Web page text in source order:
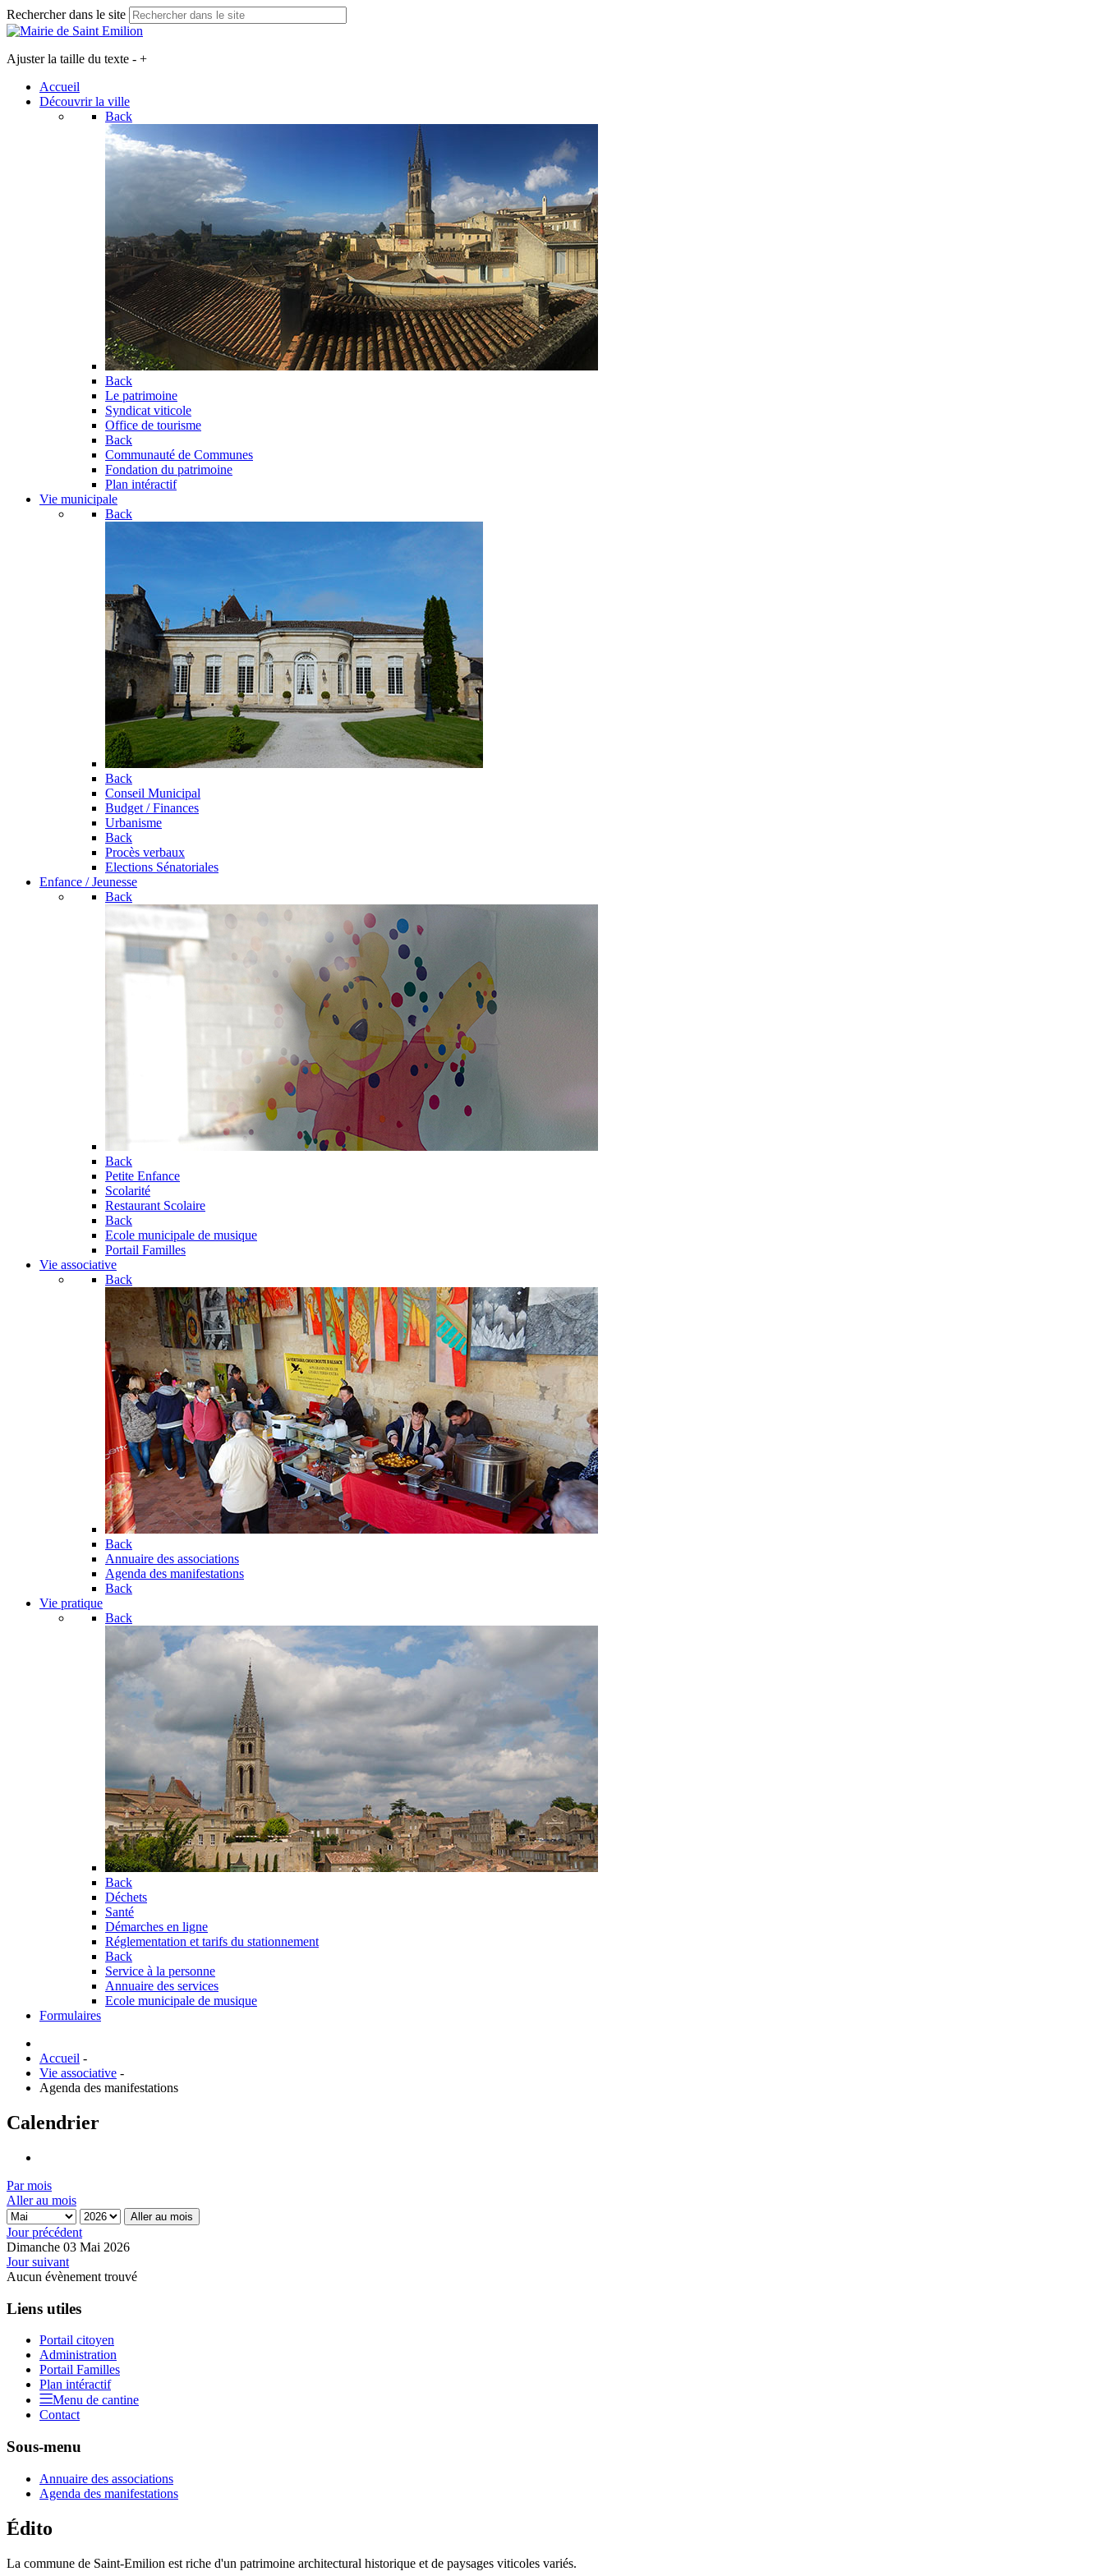
Rechercher dans le site
Ajuster la taille du texte - +
Accueil
Découvrir la ville
Back
Back
Le patrimoine
Syndicat viticole
Office de tourisme
Back
Communauté de Communes
Fondation du patrimoine
Plan intéractif
Vie municipale
Back
Back
Conseil Municipal
Budget / Finances
Urbanisme
Back
Procès verbaux
Elections Sénatoriales
Enfance / Jeunesse
Back
Back
Petite Enfance
Scolarité
Restaurant Scolaire
Back
Ecole municipale de musique
Portail Familles
Vie associative
Back
Back
Annuaire des associations
Agenda des manifestations
Back
Vie pratique
Back
Back
Déchets
Santé
Démarches en ligne
Réglementation et tarifs du stationnement
Back
Service à la personne
Annuaire des services
Ecole municipale de musique
Formulaires
Accueil -
Vie associative -
Agenda des manifestations
Calendrier
Par mois
Aller au mois
Aller au mois
Jour précédent
Dimanche 03 Mai 2026
Jour suivant
Aucun évènement trouvé
Liens utiles
Portail citoyen
Administration
Portail Familles
Plan intéractif
Menu de cantine
Contact
Sous-menu
Annuaire des associations
Agenda des manifestations
Édito
La commune de Saint-Emilion est riche d'un patrimoine architectural historique et de paysages viticoles variés.